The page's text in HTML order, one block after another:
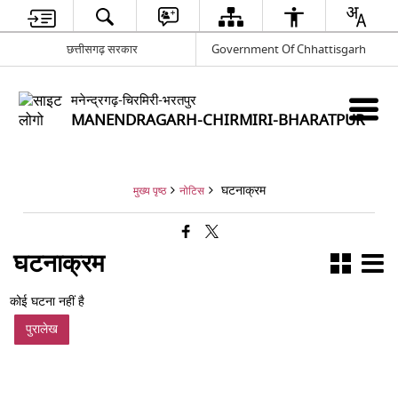
छत्तीसगढ़ सरकार Government Of Chhattisgarh
मनेन्द्रगढ़-चिरमिरी-भरतपुर
MANENDRAGARH-CHIRMIRI-BHARATPUR
मुख्य पृष्ठ नोटिस घटनाक्रम
घटनाक्रम
कोई घटना नहीं है
पुरालेख